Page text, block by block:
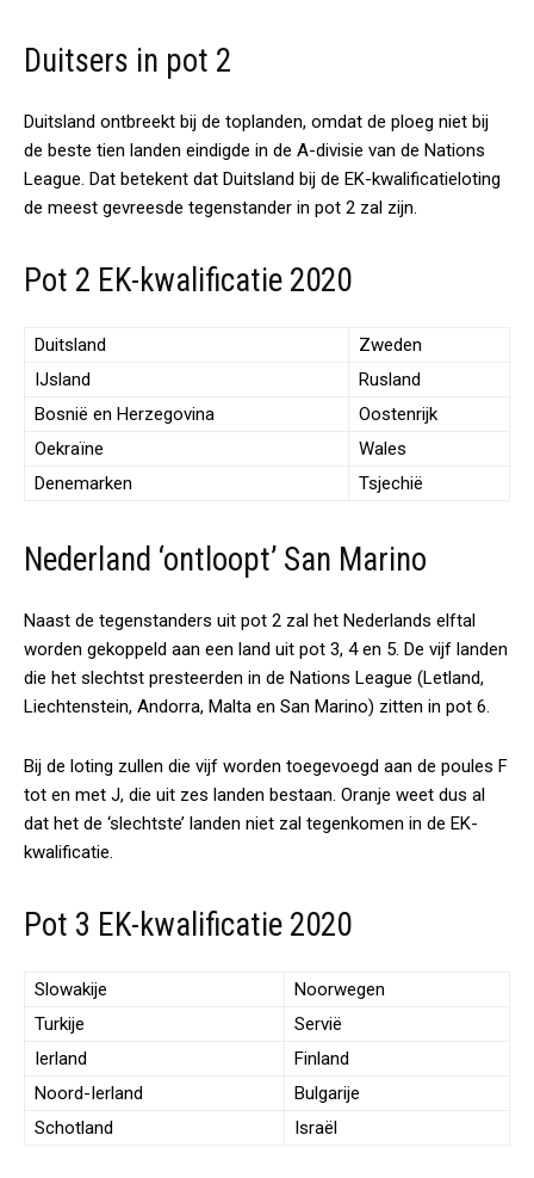
Duitsers in pot 2
Duitsland ontbreekt bij de toplanden, omdat de ploeg niet bij
de beste tien landen eindigde in de A-divisie van de Nations
League. Dat betekent dat Duitsland bij de EK-kwalificatieloting
de meest gevreesde tegenstander in pot 2 zal zijn.
Pot 2 EK-kwalificatie 2020
Duitsland
Zweden
IJsland
Rusland
Bosnië en Herzegovina
Oostenrijk
Oekraïne
Wales
Denemarken
Tsjechië
Nederland ‘ontloopt’ San Marino
Naast de tegenstanders uit pot 2 zal het Nederlands elftal
worden gekoppeld aan een land uit pot 3, 4 en 5. De vijf landen
die het slechtst presteerden in de Nations League (Letland,
Liechtenstein, Andorra, Malta en San Marino) zitten in pot 6.
Bij de loting zullen die vijf worden toegevoegd aan de poules F
tot en met J, die uit zes landen bestaan. Oranje weet dus al
dat het de ‘slechtste’ landen niet zal tegenkomen in de EK-
kwalificatie.
Pot 3 EK-kwalificatie 2020
Slowakije
Noorwegen
Turkije
Servië
Ierland
Finland
Noord-Ierland
Bulgarije
Schotland
Israël